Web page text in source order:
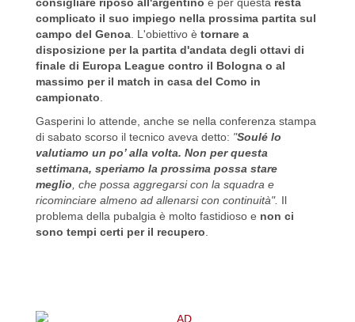
consigliare riposo all'argentino e per questa resta
complicato il suo impiego nella prossima partita sul
campo del Genoa. L'obiettivo è tornare a
disposizione per la partita d'andata degli ottavi di
finale di Europa League contro il Bologna o al
massimo per il match in casa del Como in
campionato.
Gasperini lo attende, anche se nella conferenza stampa
di sabato scorso il tecnico aveva detto: "Soulé lo
valutiamo un po’ alla volta. Non per questa
settimana, speriamo la prossima possa stare
meglio, che possa aggregarsi con la squadra e
ricominciare almeno ad allenarsi con continuità". Il
problema della pubalgia è molto fastidioso e non ci
sono tempi certi per il recupero.